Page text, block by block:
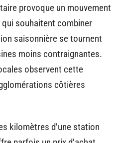
provoque un mouvement
souhaitent combiner
saisonnière se tournent
moins contraignantes.
observent cette
côtières
kilomètres d’une station